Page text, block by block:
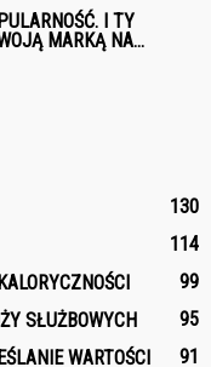
I TY
MARKĄ NA...
130
114
99
SŁUŻBOWYCH
95
WARTOŚCI
91